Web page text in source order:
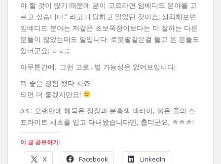
야 할 것이 많기 때문에 굳이 고르라면 임베디드 분야를 고
르고 싶습니다.” 라고 대답하고 말았던 것이죠; 생각해보면
임베디드 분야는 저같은 초보쭉정이보다는 더 잘하는 다른
분들이 많았는데도 말입니다. 로봇팔같은걸 들고 온 분들도
있더군요; ㅎㅎ;;;
아무튼간에.. 그런 고로.. 별 가능성은 없어보입니다;
뭐 좋은 경험 했다 치죠!
되면 더 좋겠지만요!
p.s : 오랜만에 해묵은 정장과 분홍색 넥타이, 붉은 줄의 스
프라이트 셔츠를 입고 다녀왔습니다만, 춥더군요; ㅎㅎㅎ!
이 글 공유하기:
X Facebook LinkedIn